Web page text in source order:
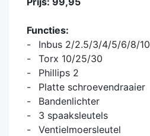
Functies:
Inbus 2/2.5/3/4/5/6/8/10
Torx 10/25/30
Phillips 2
Platte schroevendraaier
Bandenlichter
3 spaaksleutels
Ventielmoersleutel